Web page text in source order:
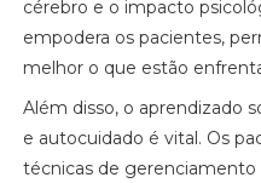
cérebro e o impacto
empodera os pacientes,
melhor o que estão
Além disso, o aprendizado
e autocuidado é vital. Os
técnicas de